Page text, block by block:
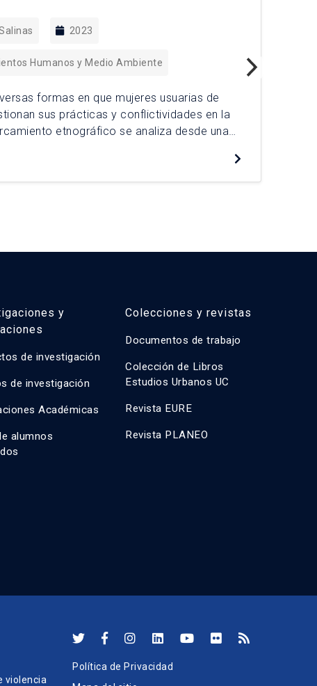
2023
Humanos y Medio Ambiente
formas en que mujeres usuarias de
sus prácticas y conflictividades en la
etnográfico se analiza desde una
movilidades urbanas en bicicleta. A través
y
de investigación
de investigación
Académicas
alumnos
Colecciones y revistas
Documentos de trabajo
Colección de Libros
Estudios Urbanos UC
Revista EURE
Revista PLANEO
violencia
Política de Privacidad